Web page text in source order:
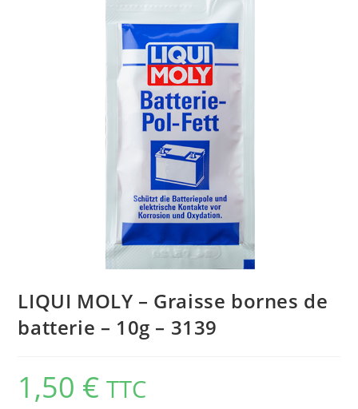
LIQUI MOLY – Graisse bornes de
batterie – 10g – 3139
1,50 € TTC